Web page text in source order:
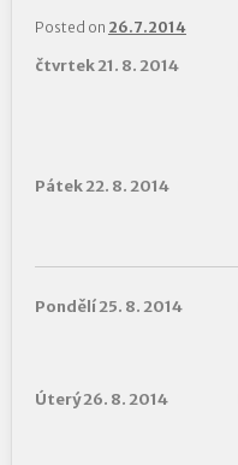
Posted on 26.7.2014
čtvrtek 21. 8. 2014
Pátek 22. 8. 2014
Pondělí 25. 8. 2014
Úterý 26. 8. 2014